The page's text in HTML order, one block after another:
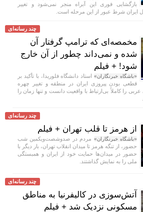
بازگشایی فوری این آبراه منجر نمی‌شود و تغییر
ایران شرط عبور از این مرحله است.
چند رسانه‌ای
مخمصه‌ای که ترامپ گرفتار آن
شده و نمی‌داند چطور از آن خارج
شود! + فیلم
«باشگاه خبرنگاران»استاد دانشگاه فلوریدا، با تأکید بر
قطعی بودن پیروزی ایران در منطقه و تغییر چهره
را کاملاً بی‌ارتباط با واقعیت دانست و تنها زمان را
چند رسانه‌ای
از هرمز تا قلب تهران + فیلم
«باشگاه خبرنگاران» مردم در صدوشصت‌ویکمین شب
حضور، از تنگه هرمز تا میدان انقلاب تهران، بار دیگر با
حضور در میدان‌ها حمایت خود از ایران و همبستگی
ملی را به نمایش گذاشتند.
چند رسانه‌ای
آتش‌سوزی در کالیفرنیا به مناطق
مسکونی نزدیک شد + فیلم